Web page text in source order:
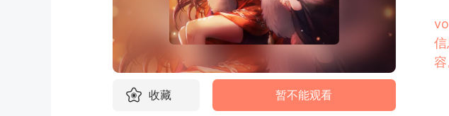
收藏 暂不能观看
容